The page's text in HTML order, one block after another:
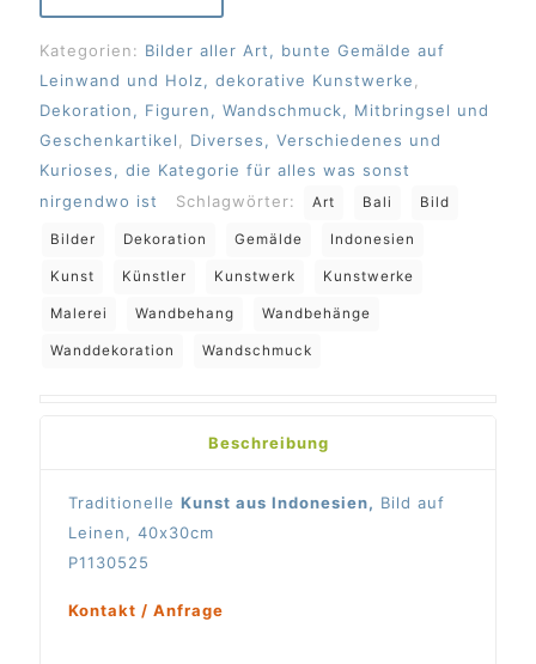
Kategorien: Bilder aller Art, bunte Gemälde auf
Leinwand und Holz, dekorative Kunstwerke
Dekoration, Figuren, Wandschmuck, Mitbringsel und
Geschenkartikel
Diverses, Verschiedenes und
Kurioses, die Kategorie für alles was sonst
nirgendwo ist
Schlagwörter: Art Bali Bild
Bilder Dekoration Gemälde Indonesien
Kunst Künstler Kunstwerk Kunstwerke
Malerei Wandbehang Wandbehänge
Wanddekoration Wandschmuck
Beschreibung
TraditionelleKunst aus Indonesien, Bild auf
Leinen, 40x30cm
P1130525
Kontakt / Anfrage